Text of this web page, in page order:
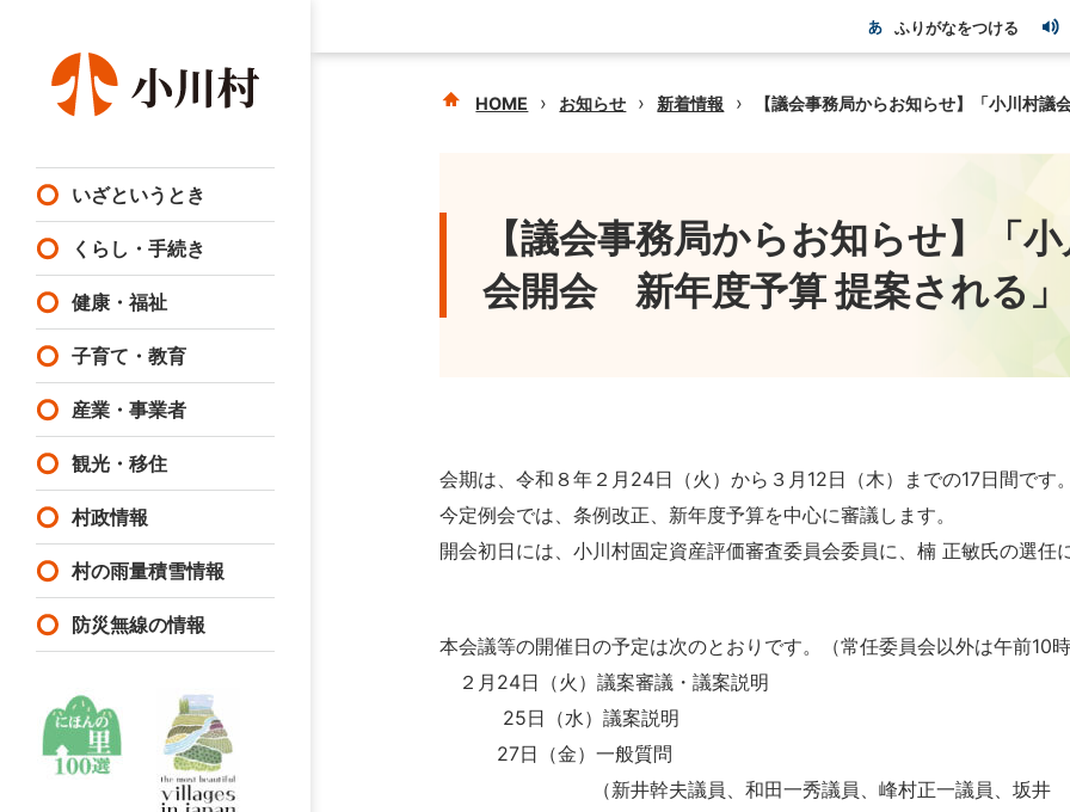
ふりがなをつける
いざというとき
くらし・手続き
健康・福祉
子育て・教育
産業・事業者
観光・移住
村政情報
村の雨量積雪情報
防災無線の情報
HOME › お知らせ › 新着情報 › 【議会事務局からお知らせ】「小川村
【議会事務局からお知らせ】「
会開会 新年度予算 提案される」
会期は、令和８年２月24日（火）から３月12日（木）までの17日間です
今定例会では、条例改正、新年度予算を中心に審議します。
開会初日には、小川村固定資産評価審査委員会委員に、楠 正敏氏の選任
本会議等の開催日の予定は次のとおりです。（常任委員会以外は午前10
２月24日（火）議案審議・議案説明
25日（水）議案説明
27日（金）一般質問
（新井幹夫議員、和田一秀議員、峰村正一議員、坂井